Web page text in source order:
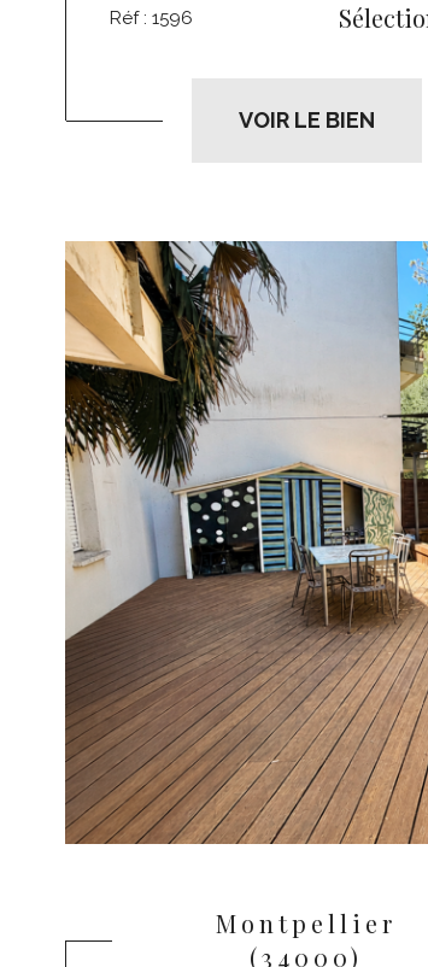
Réf : 1596
VOIR LE BIEN
Montpellier
(34000)